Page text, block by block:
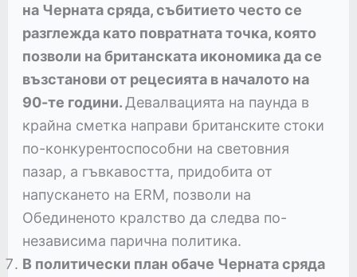
на Черната сряда, събитието често се
разглежда като повратната точка, която
позволи на британската икономика да се
възстанови от рецесията в началото на
90-те години.Девалвацията на паунда в
крайна сметка направи британските стоки
по-конкурентоспособни на световния
пазар, а гъвкавостта, придобита от
напускането на ERM, позволи на
Обединеното кралство да следва по-
независима парична политика.
В политически план обаче Черната сряда